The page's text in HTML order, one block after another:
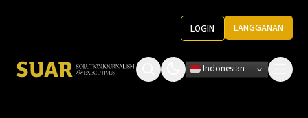
LOGIN LANGGANAN
Indonesian